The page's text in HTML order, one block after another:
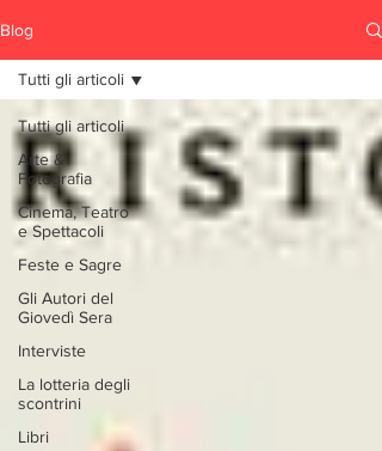
Blog
Tutti gli articoli
Arte &
Fotografia
Cinema, Teatro
e Spettacoli
Feste e Sagre
Gli Autori del
Giovedì Sera
Interviste
La lotteria degli
scontrini
Libri
Tutti gli articoli